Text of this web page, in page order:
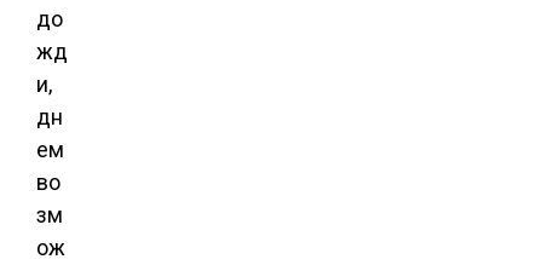
до
жд
и,
дн
ем
во
зм
ож